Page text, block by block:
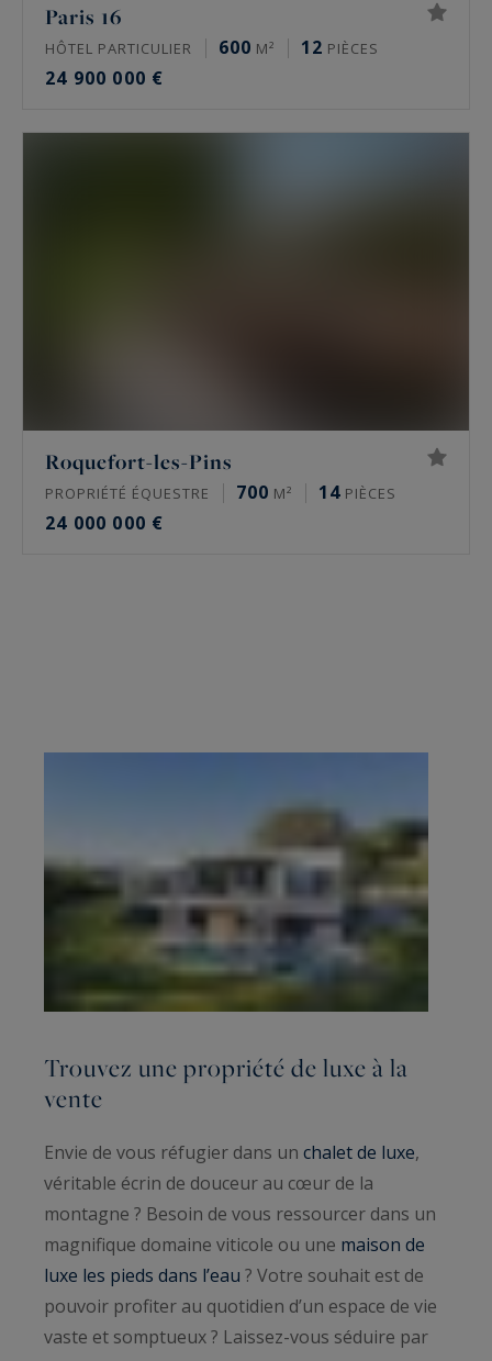
Paris 16
HÔTEL PARTICULIER 600 M² 12 PIÈCES
24 900 000 €
Roquefort-les-Pins
PROPRIÉTÉ ÉQUESTRE 700 M² 14 PIÈCES
24 000 000 €
Trouvez une propriété de luxe à la
vente
Envie de vous réfugier dans un chalet de luxe,
véritable écrin de douceur au cœur de la
montagne ? Besoin de vous ressourcer dans un
magnifique domaine viticole ou une maison de
luxe les pieds dans l’eau ? Votre souhait est de
pouvoir profiter au quotidien d’un espace de vie
vaste et somptueux ? Laissez-vous séduire par